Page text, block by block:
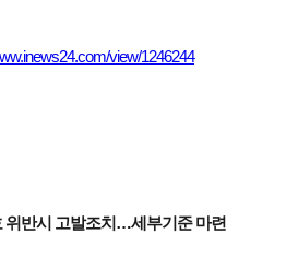
view/1246244
위반시 고발조치…세부기준 마련